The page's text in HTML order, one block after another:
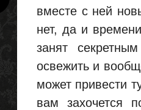
вместе с ней
нет, да и
занят
освежить и
может привести
вам захочется